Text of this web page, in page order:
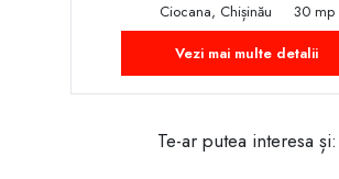
Ciocana, Chișinău
30 mp
Vezi mai multe detalii
Te-ar putea interesa și: